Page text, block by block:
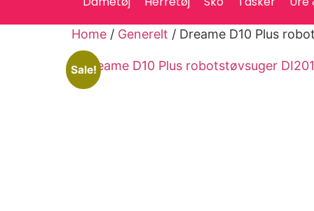
Home / Generelt / Dreame D10 Plus
Sale!